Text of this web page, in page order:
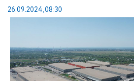
26.09.2024, 08:30